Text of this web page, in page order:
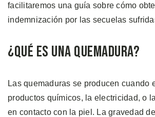
facilitaremos una guía sobre cómo
indemnización por las secuelas
¿Qué es una Quemadura?
Las quemaduras se producen cuando
productos químicos, la electricidad, o
en contacto con la piel. La gravedad